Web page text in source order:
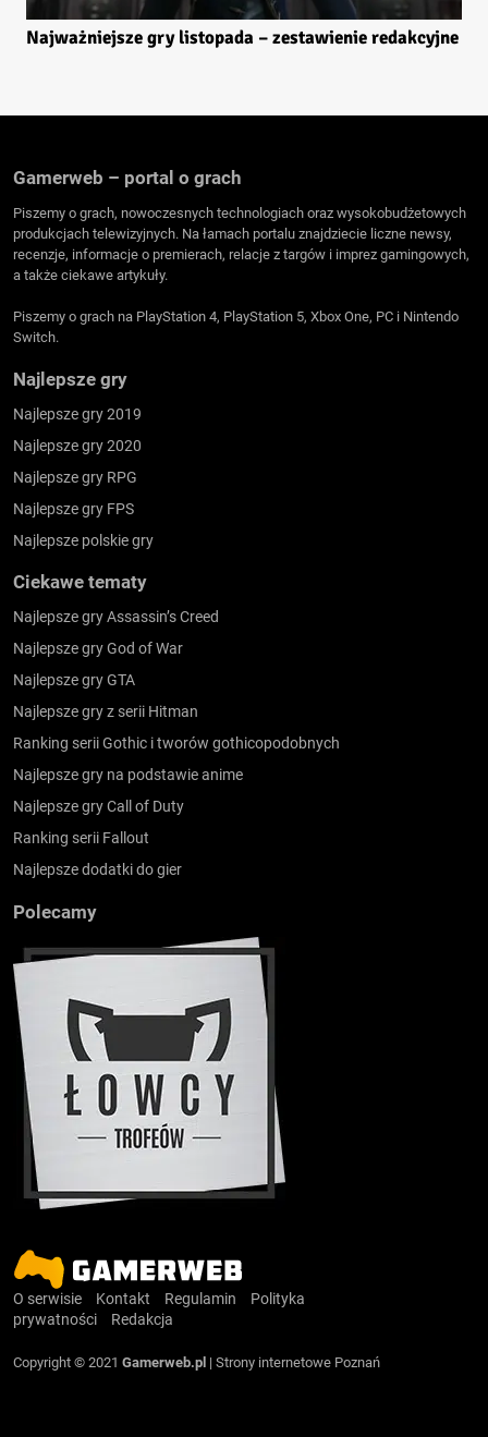
Najważniejsze gry listopada – zestawienie redakcyjne
Gamerweb – portal o grach
Piszemy o grach, nowoczesnych technologiach oraz wysokobudżetowych
produkcjach telewizyjnych. Na łamach portalu znajdziecie liczne newsy,
recenzje, informacje o premierach, relacje z targów i imprez gamingowych,
a także ciekawe artykuły.
Piszemy o grach na PlayStation 4, PlayStation 5, Xbox One, PC i Nintendo
Switch.
Najlepsze gry
Najlepsze gry 2019
Najlepsze gry 2020
Najlepsze gry RPG
Najlepsze gry FPS
Najlepsze polskie gry
Ciekawe tematy
Najlepsze gry Assassin’s Creed
Najlepsze gry God of War
Najlepsze gry GTA
Najlepsze gry z serii Hitman
Ranking serii Gothic i tworów gothicopodobnych
Najlepsze gry na podstawie anime
Najlepsze gry Call of Duty
Ranking serii Fallout
Najlepsze dodatki do gier
Polecamy
O serwisie Kontakt Regulamin
Polityka
prywatności
Redakcja
Copyright © 2021 Gamerweb.pl | Strony internetowe Poznań